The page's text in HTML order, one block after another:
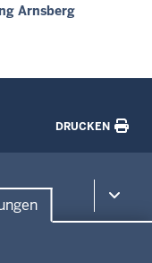
Arnsberg
DRUCKEN